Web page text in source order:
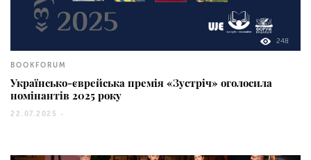
248
BOOKFORUM
Українсько-єврейська премія «Зустріч» оголосила
номінантів 2025 року
22.07.2025 -